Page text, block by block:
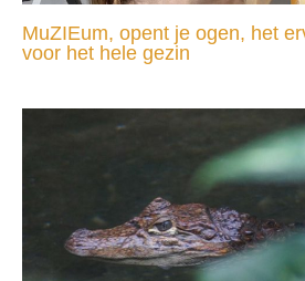
MuZIEum, opent je ogen, het
voor het hele gezin